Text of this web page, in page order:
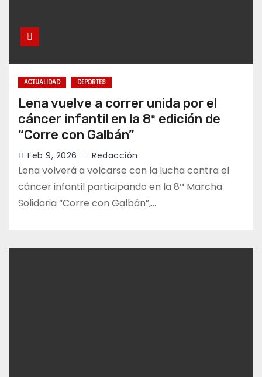
ACTUALIDAD DEPORTES
Lena vuelve a correr unida por el
cáncer infantil en la 8ª edición de
“Corre con Galbán”
Feb 9, 2026 Redacción
Lena volverá a volcarse con la lucha contra el
cáncer infantil participando en la 8ª Marcha
Solidaria “Corre con Galbán”,…